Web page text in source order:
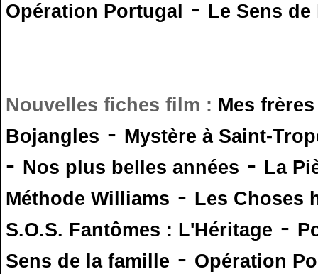
Opération Portugal - Le Sens
Nouvelles fiches film : Mes
Bojangles - Mystère à Saint-
- Nos plus belles années - La
Méthode Williams - Les Choses
S.O.S. Fantômes : L'Héritage -
Sens de la famille - Opération